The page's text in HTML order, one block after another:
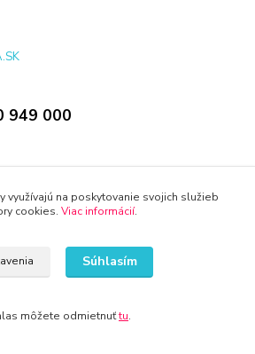
949 000
práva vyhradené KAMENIK.SK
využívajú na poskytovanie svojich služieb
cookies. Viac informácií.
Súhlasím
môžete odmietnuťtu.